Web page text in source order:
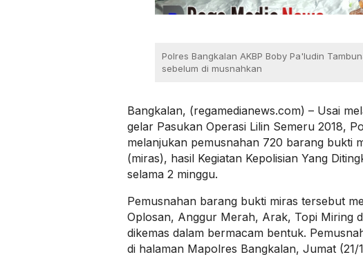
Polres Bangkalan AKBP Boby Pa'ludin
sebelum di musnahkan
Bangkalan, (regamedianews.com) – Usai
gelar Pasukan Operasi Lilin Semeru 2018,
melanjukan pemusnahan 720 barang bukti
(miras), hasil Kegiatan Kepolisian Yang
selama 2 minggu.
Pemusnahan barang bukti miras tersebut
Oplosan, Anggur Merah, Arak, Topi Miring
dikemas dalam bermacam bentuk.
di halaman Mapolres Bangkalan, Jumat (21/